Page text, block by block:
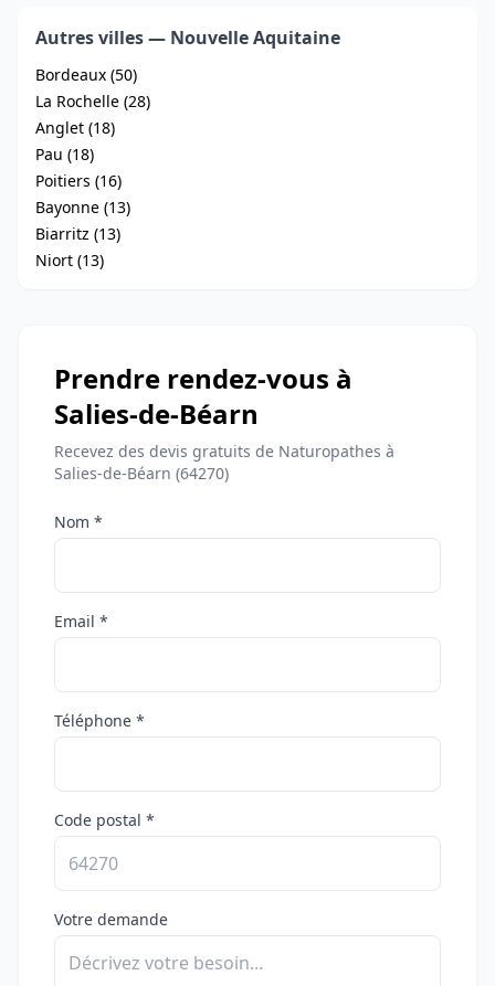
Autres villes — Nouvelle Aquitaine
Bordeaux (50)
La Rochelle (28)
Anglet (18)
Pau (18)
Poitiers (16)
Bayonne (13)
Biarritz (13)
Niort (13)
Prendre rendez-vous à
Salies-de-Béarn
Recevez des devis gratuits de Naturopathes à
Salies-de-Béarn (64270)
Nom *
Email *
Téléphone *
Code postal *
Votre demande